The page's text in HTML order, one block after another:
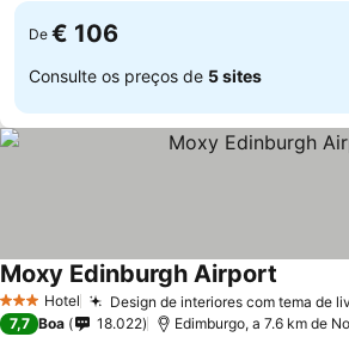
De € 106
Consulte os preços de 5 sites
3 EstrelasHotel Design de interiores com tema de
Moxy Edinburgh Airport
7,7 Boa 18.022 Edimburgo, a 7.6 km de